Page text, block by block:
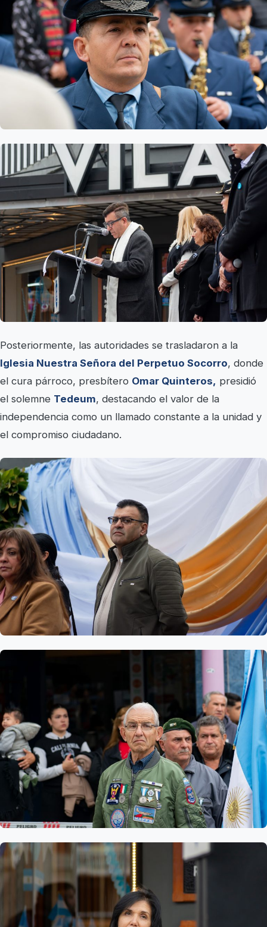
Posteriormente, las autoridades se trasladaron a la
Iglesia Nuestra Señora del Perpetuo Socorro, donde
el cura párroco, presbítero Omar Quinteros, presidió
el solemne Tedeum, destacando el valor de la
independencia como un llamado constante a la unidad y
el compromiso ciudadano.